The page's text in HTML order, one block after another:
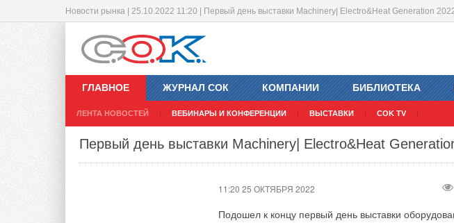
Новости рынка | 25.10.2022 11:20 | Первый день выставки Machinery| Electro&Heat Generation
ГЛАВНОЕ
ЛЕНТА НОВОСТЕЙ ВЕБИНАРЫ И КОНФЕРЕНЦИИ ВЫСТАВКИ COK TV
ЖУРНАЛ СОК КОМПАНИИ БИБЛИОТЕКА
Первый день выставки Machinery| Electro&Heat
11:20 25 ОКТЯБРЯ 2022
Подошел к концу первый день выставки
Первый прототип орбитальной солнечной
в декабре
17:19 24 ОКТЯБРЯ 2022
Новости по теме:
В продажу поступили радиаторы SANTREK TERMO
17:18 24 ОКТЯБРЯ 2022
Новости по теме: